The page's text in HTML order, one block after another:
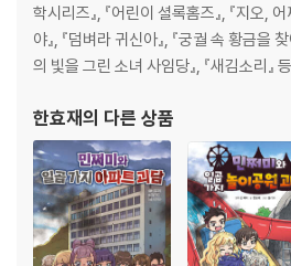
학시리즈』, 『어린이 셜록홈즈』, 『지오,
야』, 『덤벼라 귀신아』, 『궁궐 속 황금을 찾
의 빛을 그린 소녀 사임당』, 『새김소리』
한효재의 다른 상품